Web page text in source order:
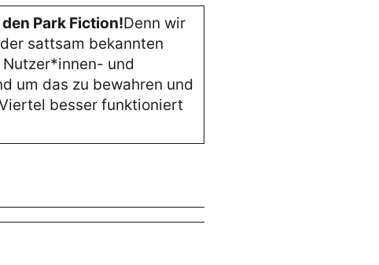
Park Fiction!Denn wir
sattsam bekannten
und
um das zu bewahren und
besser funktioniert